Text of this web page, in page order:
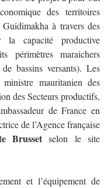
des territoires
à travers des
la capacité productive
périmètres maraichers
bassins versants). Les
mauritanien des
des Secteurs productifs,
de France en
de l’Agence française
Brusset selon le site
et l’équipement de